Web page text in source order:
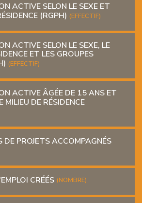
ACTIVE SELON LE SEXE ET
(RGPH) (EFFECTIF)
ACTIVE SELON LE SEXE, LE
ET LES GROUPES
(EFFECTIF)
ACTIVE ÂGÉE DE 15 ANS ET
MILIEU DE RÉSIDENCE
DE PROJETS ACCOMPAGNÉS
CRÉÉS (NOMBRE)